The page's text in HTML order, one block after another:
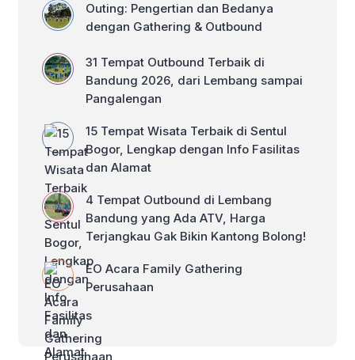
Outing: Pengertian dan Bedanya
dengan Gathering & Outbound
31 Tempat Outbound Terbaik di
Bandung 2026, dari Lembang sampai
Pangalengan
15 Tempat Wisata Terbaik di Sentul
Bogor, Lengkap dengan Info Fasilitas
dan Alamat
4 Tempat Outbound di Lembang
Bandung yang Ada ATV, Harga
Terjangkau Gak Bikin Kantong Bolong!
EO Acara Family Gathering
Perusahaan